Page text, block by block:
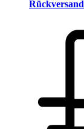
Rückversand